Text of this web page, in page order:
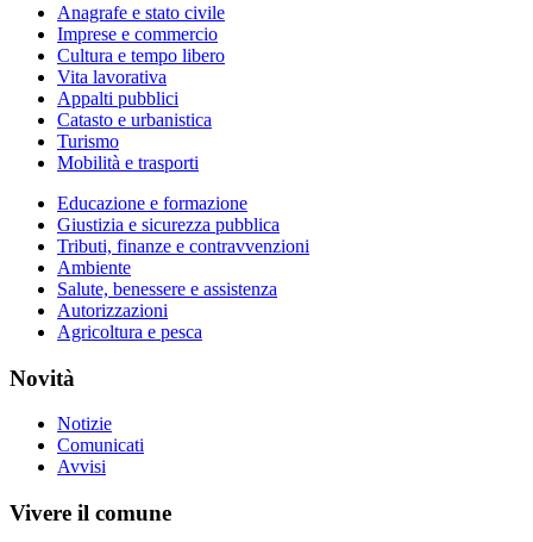
Anagrafe e stato civile
Imprese e commercio
Cultura e tempo libero
Vita lavorativa
Appalti pubblici
Catasto e urbanistica
Turismo
Mobilità e trasporti
Educazione e formazione
Giustizia e sicurezza pubblica
Tributi, finanze e contravvenzioni
Ambiente
Salute, benessere e assistenza
Autorizzazioni
Agricoltura e pesca
Novità
Notizie
Comunicati
Avvisi
Vivere il comune